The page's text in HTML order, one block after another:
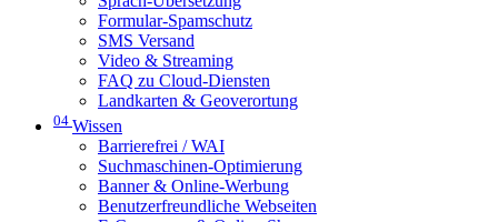
Formular-Spamschutz
SMS Versand
Video & Streaming
FAQ zu Cloud-Diensten
Landkarten & Geoverortung
04 Wissen
Barrierefrei / WAI
Suchmaschinen-Optimierung
Banner & Online-Werbung
Benutzerfreundliche Webseiten